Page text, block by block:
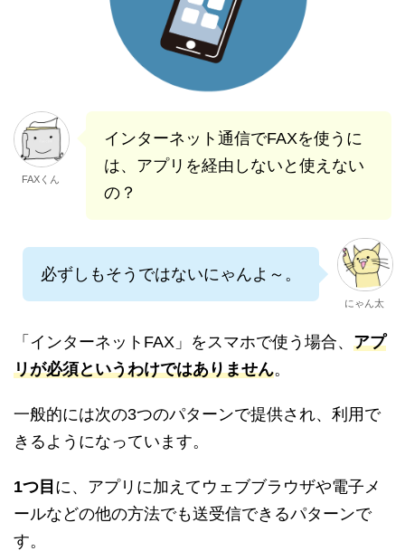
FAXくん
インターネット通信でFAXを使うに
は、アプリを経由しないと使えない
の？
必ずしもそうではないにゃんよ～。
にゃん太
「インターネットFAX」をスマホで使う場合、 アプ
リが必須というわけではありません。
一般的には次の3つのパターンで提供され、利用で
きるようになっています。
1つ目 に、アプリに加えてウェブブラウザや電子メ
ールなどの他の方法でも送受信できるパターンで
す。